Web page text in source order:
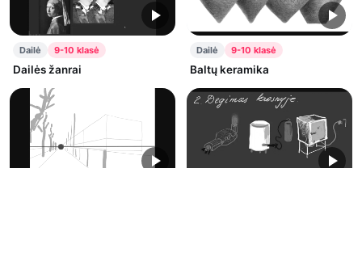
Dailė 9-10 klasė
Dailės žanrai
Dailė 9-10 klasė
Baltų keramika